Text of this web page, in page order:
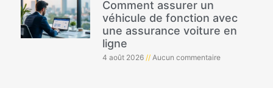
Comment assurer un
véhicule de fonction avec
une assurance voiture en
ligne
4 août 2026 Aucun commentaire